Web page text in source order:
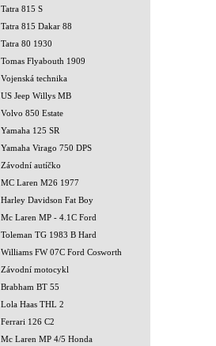
Tatra 815 S
Tatra 815 Dakar 88
Tatra 80 1930
Tomas Flyabouth 1909
Vojenská technika
US Jeep Willys MB
Volvo 850 Estate
Yamaha 125 SR
Yamaha Virago 750 DPS
Závodní autíčko
MC Laren M26 1977
Harley Davidson Fat Boy
Mc Laren MP - 4.1C Ford
Toleman TG 1983 B Hard
Williams FW 07C Ford Cosworth
Závodní motocykl
Brabham BT 55
Lola Haas THL 2
Ferrari 126 C2
Mc Laren MP 4/5 Honda